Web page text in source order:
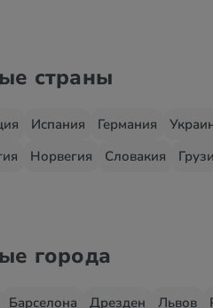
страны
Испания Германия
Норвегия Словакия
города
Барселона Дрезден Львов